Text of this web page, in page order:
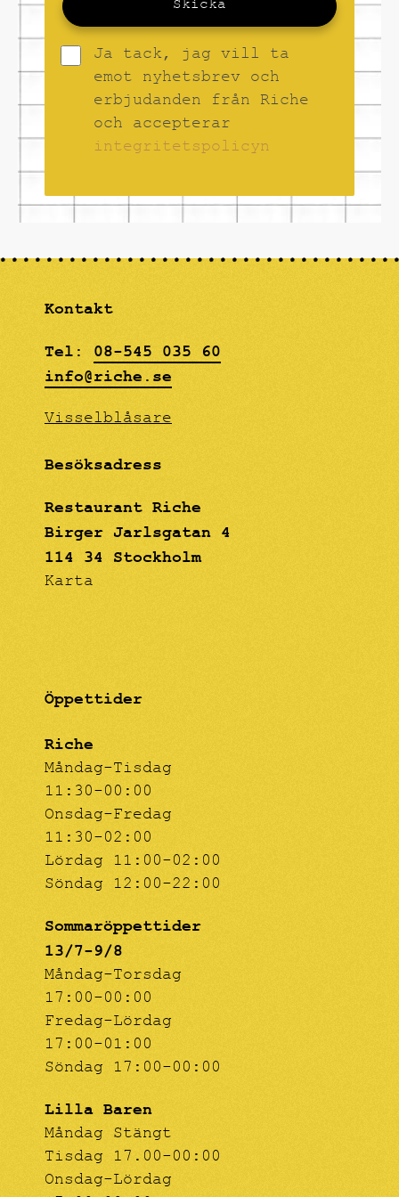
Skicka
Ja tack, jag vill ta
emot nyhetsbrev och
erbjudanden från Riche
och accepterar
integritetspolicyn
Öppettider
Riche
Måndag-Tisdag
11:30-00:00
Onsdag-Fredag
11:30-02:00
Lördag 11:00-02:00
Söndag 12:00-22:00
Sommaröppettider
13/7-9/8
Måndag-Torsdag
17:00-00:00
Fredag-Lördag
17:00-01:00
Söndag 17:00-00:00
Lilla Baren
Måndag Stängt
Tisdag 17.00-00:00
Onsdag-Lördag
Kontakt
Tel: 08-545 035 60
info@riche.se
Visselblåsare
Besöksadress
Restaurant Riche
Birger Jarlsgatan 4
114 34 Stockholm
Karta